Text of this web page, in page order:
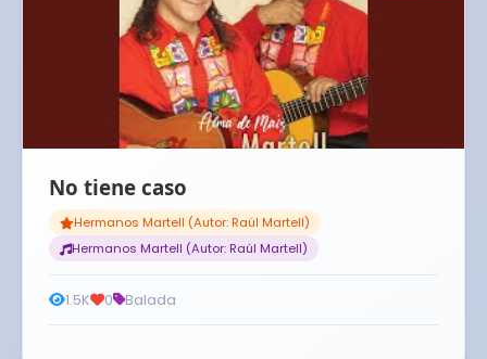
No tiene caso
Hermanos Martell (Autor: Raúl Martell)
Hermanos Martell (Autor: Raúl Martell)
1.5K 0 Balada